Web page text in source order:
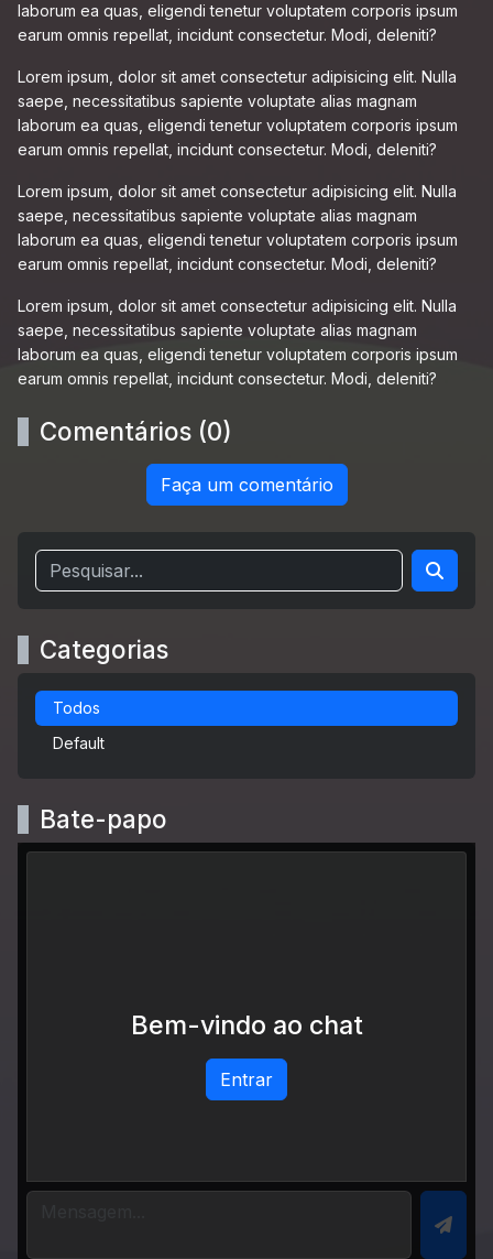
laborum ea quas, eligendi tenetur voluptatem corporis ipsum
earum omnis repellat, incidunt consectetur. Modi, deleniti?
Lorem ipsum, dolor sit amet consectetur adipisicing elit. Nulla
saepe, necessitatibus sapiente voluptate alias magnam
laborum ea quas, eligendi tenetur voluptatem corporis ipsum
earum omnis repellat, incidunt consectetur. Modi, deleniti?
Lorem ipsum, dolor sit amet consectetur adipisicing elit. Nulla
saepe, necessitatibus sapiente voluptate alias magnam
laborum ea quas, eligendi tenetur voluptatem corporis ipsum
earum omnis repellat, incidunt consectetur. Modi, deleniti?
Lorem ipsum, dolor sit amet consectetur adipisicing elit. Nulla
saepe, necessitatibus sapiente voluptate alias magnam
laborum ea quas, eligendi tenetur voluptatem corporis ipsum
earum omnis repellat, incidunt consectetur. Modi, deleniti?
Comentários (0)
Faça um comentário
Categorias
Todos
Default
Bate-papo
Bem-vindo ao chat
Entrar